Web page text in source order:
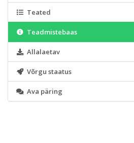
Teated
Teadmistebaas
Allalaetav
Võrgu staatus
Ava päring